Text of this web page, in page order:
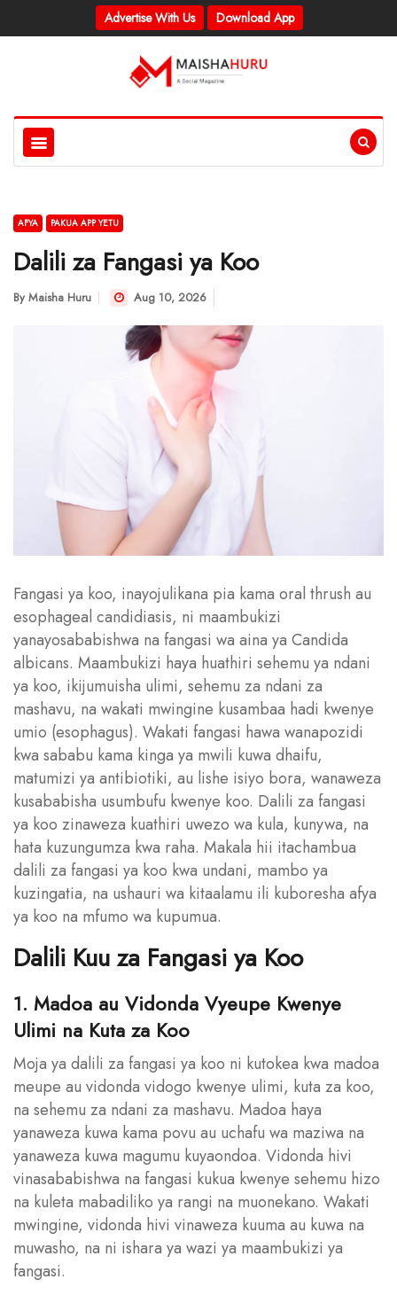
Advertise With Us Download App
AFYA PAKUA APP YETU
Dalili za Fangasi ya Koo
By Maisha Huru Aug 10, 2026
Fangasi ya koo, inayojulikana pia kama oral thrush au
esophageal candidiasis, ni maambukizi
yanayosababishwa na fangasi wa aina ya Candida
albicans. Maambukizi haya huathiri sehemu ya ndani
ya koo, ikijumuisha ulimi, sehemu za ndani za
mashavu, na wakati mwingine kusambaa hadi kwenye
umio (esophagus). Wakati fangasi hawa wanapozidi
kwa sababu kama kinga ya mwili kuwa dhaifu,
matumizi ya antibiotiki, au lishe isiyo bora, wanaweza
kusababisha usumbufu kwenye koo. Dalili za fangasi
ya koo zinaweza kuathiri uwezo wa kula, kunywa, na
hata kuzungumza kwa raha. Makala hii itachambua
dalili za fangasi ya koo kwa undani, mambo ya
kuzingatia, na ushauri wa kitaalamu ili kuboresha afya
ya koo na mfumo wa kupumua.
Dalili Kuu za Fangasi ya Koo
1. Madoa au Vidonda Vyeupe Kwenye
Ulimi na Kuta za Koo
Moja ya dalili za fangasi ya koo ni kutokea kwa madoa
meupe au vidonda vidogo kwenye ulimi, kuta za koo,
na sehemu za ndani za mashavu. Madoa haya
yanaweza kuwa kama povu au uchafu wa maziwa na
yanaweza kuwa magumu kuyaondoa. Vidonda hivi
vinasababishwa na fangasi kukua kwenye sehemu hizo
na kuleta mabadiliko ya rangi na muonekano. Wakati
mwingine, vidonda hivi vinaweza kuuma au kuwa na
muwasho, na ni ishara ya wazi ya maambukizi ya
fangasi.